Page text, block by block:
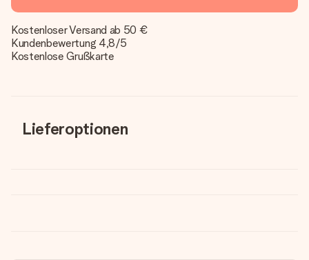
Kostenloser Versand ab 50 €
Kundenbewertung 4,8/5
Kostenlose Grußkarte
Lieferoptionen